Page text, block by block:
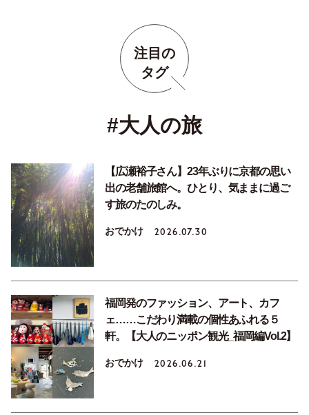
注目の
タグ
#大人の旅
【広瀬裕子さん】23年ぶりに京都の思い
出の老舗旅館へ。ひとり、気ままに過ご
す旅のたのしみ。
おでかけ 2026.07.30
福岡発のファッション、アート、カフ
ェ……こだわり満載の個性あふれる５
軒。【大人のニッポン観光_福岡編Vol.2】
おでかけ 2026.06.21